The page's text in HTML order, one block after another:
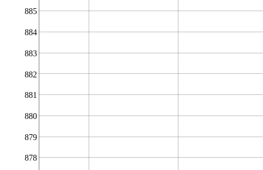
878
879
880
881
882
883
884
885